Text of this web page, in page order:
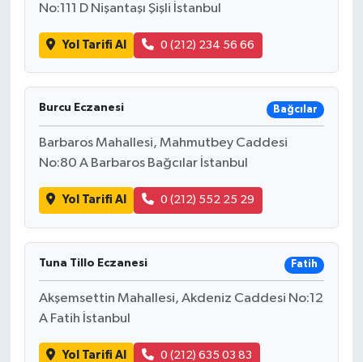
No:111 D Nişantaşı Şişli İstanbul
Yol Tarifi Al 0 (212) 234 56 66
Burcu Eczanesi Bağcılar
Barbaros Mahallesi, Mahmutbey Caddesi
No:80 A Barbaros Bağcılar İstanbul
Yol Tarifi Al 0 (212) 552 25 29
Tuna Tillo Eczanesi Fatih
Akşemsettin Mahallesi, Akdeniz Caddesi No:12
A Fatih İstanbul
Yol Tarifi Al 0 (212) 635 03 83